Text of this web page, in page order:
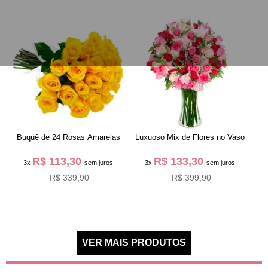
Buquê de 24 Rosas Amarelas
3x R$ 113,30sem juros
R$ 339,90
Luxuoso Mix de Flores no Vaso
3x R$ 133,30sem juros
R$ 399,90